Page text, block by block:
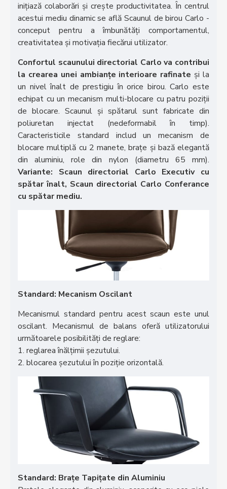
inițiază colaborări și crește productivitatea. În centrul
acestui mediu dinamic se află Scaunul de birou Carlo -
conceput pentru a îmbunătăți comportamentul,
creativitatea și motivația fiecărui utilizator.
Confortul scaunului directorial Carlo va contribui
la crearea unei ambianțe interioare rafinate și la
un nivel înalt de prestigiu în orice birou. Carlo este
echipat cu un mecanism multi-blocare cu patru poziții
de blocare. Scaunul și spătarul sunt fabricate din
poliuretan injectat (nedeformabil în timp).
Caracteristicile standard includ un mecanism de
blocare multiplă cu 2 manete, brațe și bază elegantă
din aluminiu, role din nylon (diametru 65 mm).
Variante: Scaun directorial Carlo Executiv cu
spătar înalt, Scaun directorial Carlo Conferance
cu spătar mediu.
Standard: Mecanism Oscilant
Mecanismul standard pentru acest scaun este unul
oscilant. Mecanismul de balans oferă utilizatorului
următoarele posibilități de reglare:
1. reglarea înălțimii șezutului.
2. blocarea șezutului în poziție orizontală.
Standard: Brațe Tapițate din Aluminiu